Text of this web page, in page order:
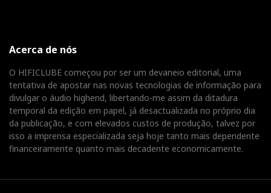
Acerca de nós
O HIFICLUBE começou por ser um devaneio editorial, uma
tentativa de apostar nas novas tecnologias de informação para
divulgar o áudio highend, libertando-me assim da ditadura
temporal da edição em papel, já desactualizada no próprio dia
da publicação, e com elevados custos de produção, talvez por
isso a imprensa especializada seja hoje tanto mais dependente
financeiramente quanto mais decadente economicamente.